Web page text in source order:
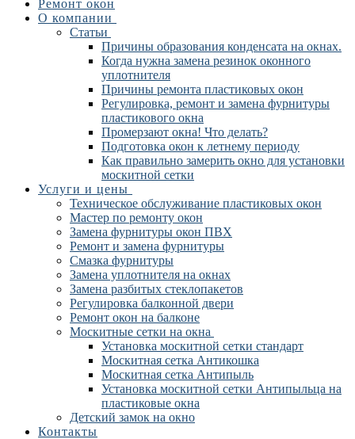
Ремонт окон
О компании
Статьи
Причины образования конденсата на окнах.
Когда нужна замена резинок оконного
уплотнителя
Причины ремонта пластиковых окон
Регулировка, ремонт и замена фурнитуры
пластикового окна
Промерзают окна! Что делать?
Подготовка окон к летнему периоду
Как правильно замерить окно для установки
москитной сетки
Услуги и цены
Техническое обслуживание пластиковых окон
Мастер по ремонту окон
Замена фурнитуры окон ПВХ
Ремонт и замена фурнитуры
Смазка фурнитуры
Замена уплотнителя на окнах
Замена разбитых стеклопакетов
Регулировка балконной двери
Ремонт окон на балконе
Москитные сетки на окна
Установка москитной сетки стандарт
Москитная сетка Антикошка
Москитная сетка Антипыль
Установка москитной сетки Антипыльца на
пластиковые окна
Детский замок на окно
Контакты